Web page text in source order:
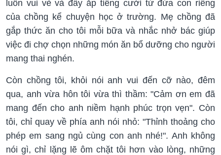
luôn vui vẻ và đầy ắp tiếng cười từ đứa con riêng
của chồng kể chuyện học ở trường. Mẹ chồng đã
gắp thức ăn cho tôi mỗi bữa và nhắc nhở bác giúp
việc đi chợ chọn những món ăn bổ dưỡng cho người
mang thai nghén.
Còn chồng tôi, khỏi nói anh vui đến cỡ nào, đêm
qua, anh vừa hôn tôi vừa thì thầm: "Cảm ơn em đã
mang đến cho anh niềm hạnh phúc trọn vẹn". Còn
tôi, chỉ quay về phía anh nói nhỏ: "Thỉnh thoảng cho
phép em sang ngủ cùng con anh nhé!". Anh không
nói gì, chỉ lặng lẽ ôm chặt tôi hơn vào lòng, những